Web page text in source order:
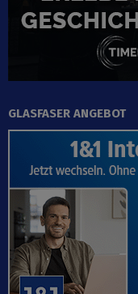
GLASFASER ANGEBOT